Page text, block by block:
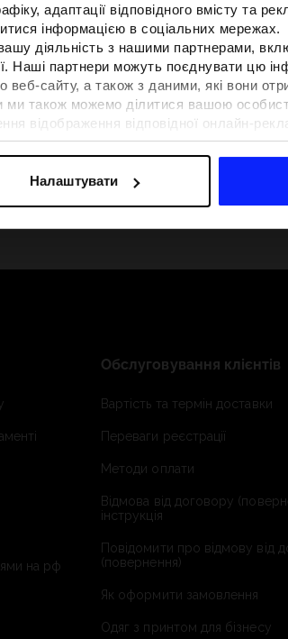
адаптації відповідного вмісту та
інформацією в соціальних мережах.
діяльність з нашими партнерами,
Наші партнери можуть поєднувати цю
сайту, а також з даними, які вони
ми також можемо ділитися вашою
відображення відповідної онлайн-
які пропонують наші партнери
конфіденційностіта в розділі
Налаштувати
Образи на фестиваль. Як
на музичні фестивалі?
на рф
Обслуговування клієнтів
Вартість та термін доставки
Переваги реєстрації
Методи оплати
Відмова від договору
інструкція
Повідомити про відмову від
(повернення)
Як оформити замовлення
Одяг з принтом для бізнесу